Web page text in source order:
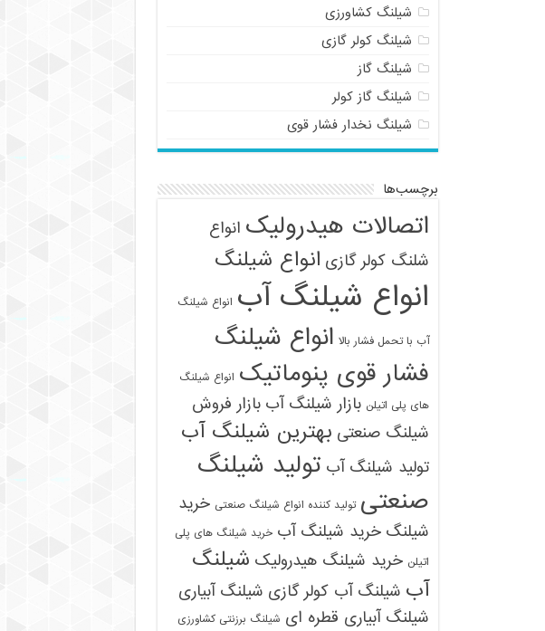
شیلنگ کشاورزی
شیلنگ کولر گازی
شیلنگ گاز
شیلنگ گاز کولر
شیلنگ نخدار فشار قوی
برچسب‌ها
اتصالات هیدرولیک انواع
شلنگ کولر گازی انواع شیلنگ
انواع شیلنگ آب انواع شیلنگ
آب با تحمل فشار بالا انواع شیلنگ
فشار قوی پنوماتیک انواع شیلنگ
های پلی اتیلن بازار شیلنگ آب بازار فروش
شیلنگ صنعتی بهترین شیلنگ آب
تولید شیلنگ آب تولید شیلنگ
صنعتی تولید کننده انواع شیلنگ صنعتی خرید
شیلنگ خرید شیلنگ آب خرید شیلنگ های پلی
اتیلن خرید شیلنگ هیدرولیک شیلنگ
آب شیلنگ آب کولر گازی شیلنگ آبیاری
شیلنگ آبیاری قطره ای شیلنگ برزنتی کشاورزی